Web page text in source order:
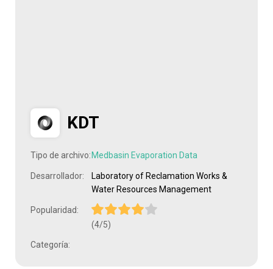
KDT
Tipo de archivo: Medbasin Evaporation Data
Desarrollador:
Laboratory of Reclamation Works &
Water Resources Management
Popularidad:
(4/5)
Categoría: